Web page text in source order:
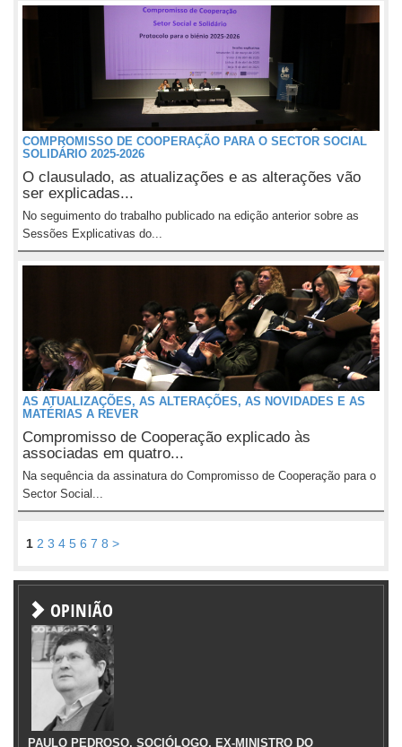
COMPROMISSO DE COOPERAÇÃO PARA O SECTOR SOCIAL
SOLIDÁRIO 2025-2026
O clausulado, as atualizações e as alterações vão
ser explicadas...
No seguimento do trabalho publicado na edição anterior sobre as
Sessões Explicativas do...
AS ATUALIZAÇÕES, AS ALTERAÇÕES, AS NOVIDADES E AS
MATÉRIAS A REVER
Compromisso de Cooperação explicado às
associadas em quatro...
Na sequência da assinatura do Compromisso de Cooperação para o
Sector Social...
1 2 3 4 5 6 7 8 >
OPINIÃO
PAULO PEDROSO, SOCIÓLOGO, EX-MINISTRO DO